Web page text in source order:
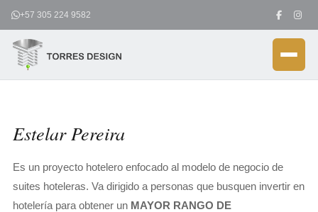
contenido
+57 305 224 9582
Estelar Pereira
Es un proyecto hotelero enfocado al modelo de negocio de
suites hoteleras. Va dirigido a personas que busquen invertir en
hotelería para obtener un MAYOR RANGO DE